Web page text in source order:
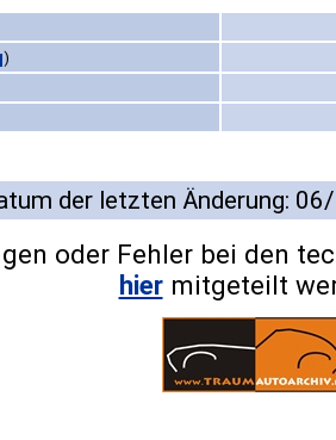
)
der letzten Änderung:
oder Fehler bei den
hiermitgeteilt